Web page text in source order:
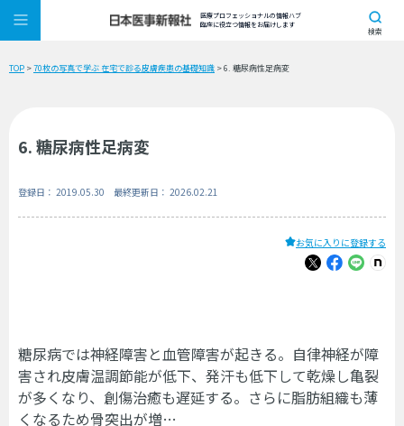
医療プロフェッショナルの情報ハブ
臨床に役立つ情報をお届けします
検索
TOP >70枚の写真で学ぶ 在宅で診る皮膚疾患の基礎知識 > 6. 糖尿病性足病変
6. 糖尿病性足病変
登録日： 2019.05.30 最終更新日： 2026.02.21
お気に入りに登録する
糖尿病では神経障害と血管障害が起きる。自律神経が障
害され皮膚温調節能が低下、発汗も低下して乾燥し亀裂
が多くなり、創傷治癒も遅延する。さらに脂肪組織も薄
くなるため骨突出が増…